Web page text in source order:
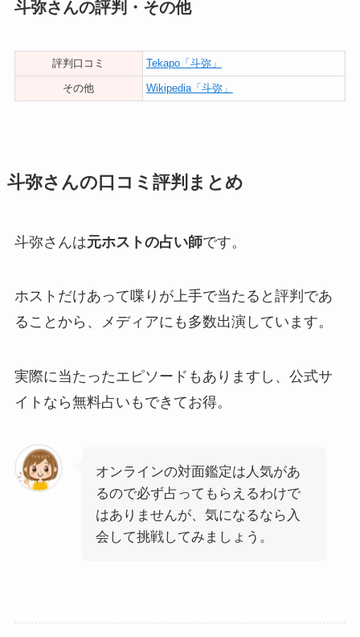
斗弥さんの評判・その他
評判口コミ Tekapo「斗弥」
その他 Wikipedia「斗弥」
斗弥さんの口コミ評判まとめ
斗弥さんは元ホストの占い師です。
ホストだけあって喋りが上手で当たると評判であ
ることから、メディアにも多数出演しています。
実際に当たったエピソードもありますし、公式サ
イトなら無料占いもできてお得。
オンラインの対面鑑定は人気があ
るので必ず占ってもらえるわけで
はありませんが、気になるなら入
会して挑戦してみましょう。